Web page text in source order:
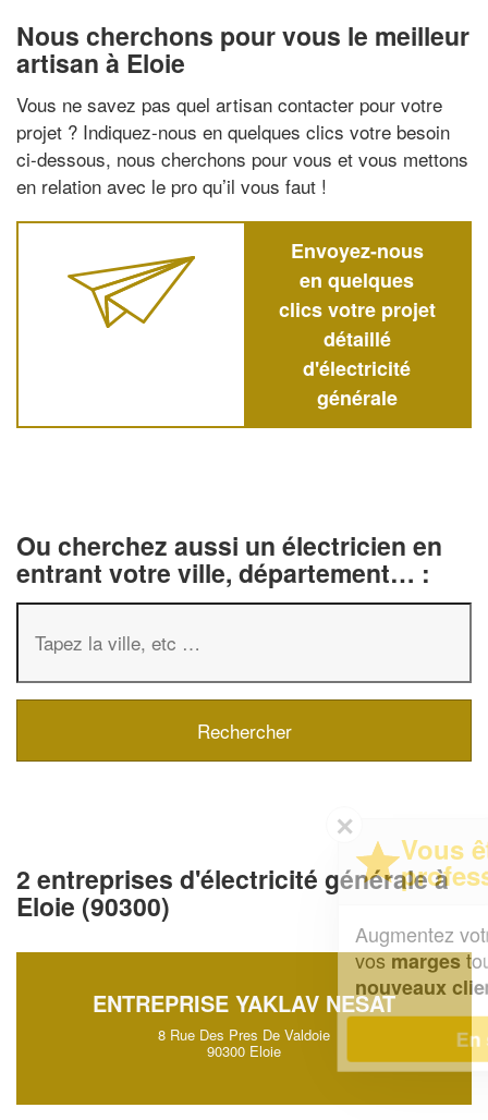
Nous cherchons pour vous le meilleur
artisan à Eloie
Vous ne savez pas quel artisan contacter pour votre
projet ? Indiquez-nous en quelques clics votre besoin
ci-dessous, nous cherchons pour vous et vous mettons
en relation avec le pro qu’il vous faut !
Envoyez-nous
en quelques
clics votre projet
détaillé
d'électricité
générale
Ou cherchez aussi un électricien en
entrant votre ville, département… :
2 entreprises d'électricité générale à
Eloie (90300)
ENTREPRISE YAKLAV NESAT
8 Rue Des Pres De Valdoie
90300 Eloie
professionnel ?
chiffre d'affaireset
vosmargestout en gagnant de
En savoir plus